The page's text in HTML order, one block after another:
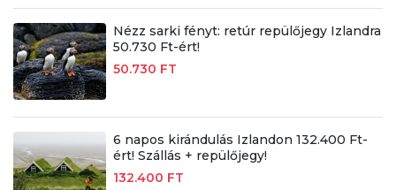
Nézz sarki fényt: retúr repülőjegy Izlandra
50.730 Ft-ért!
50.730 FT
6 napos kirándulás Izlandon 132.400 Ft-
ért! Szállás + repülőjegy!
132.400 FT